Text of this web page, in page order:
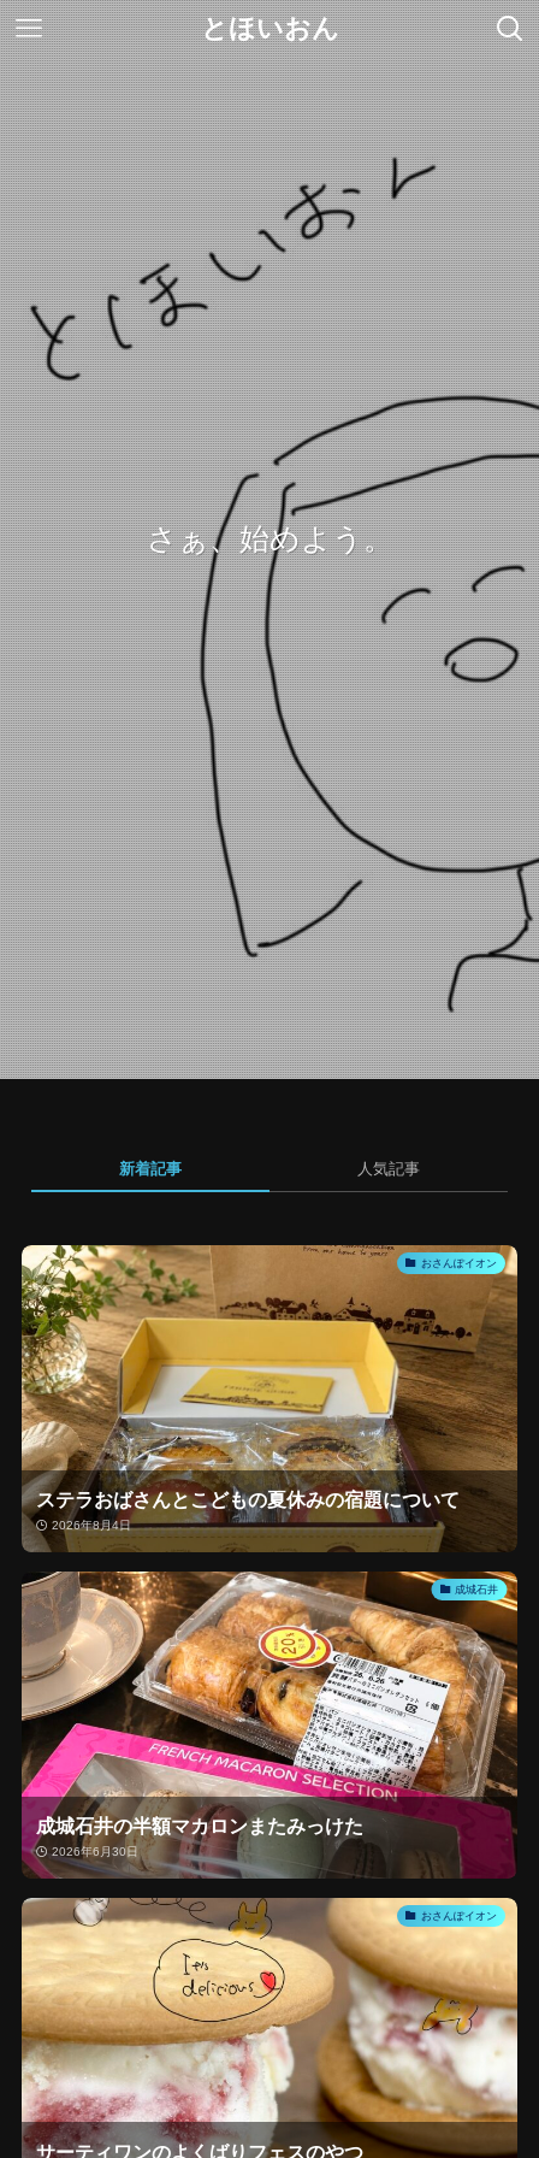
とほいおん
さぁ、始めよう。
新着記事 人気記事
おさんぽイオン
ステラおばさんとこどもの夏休みの宿題について
2026年8月4日
成城石井
成城石井の半額マカロンまたみっけた
2026年6月30日
おさんぽイオン
サーティワンのよくばりフェスのやつ